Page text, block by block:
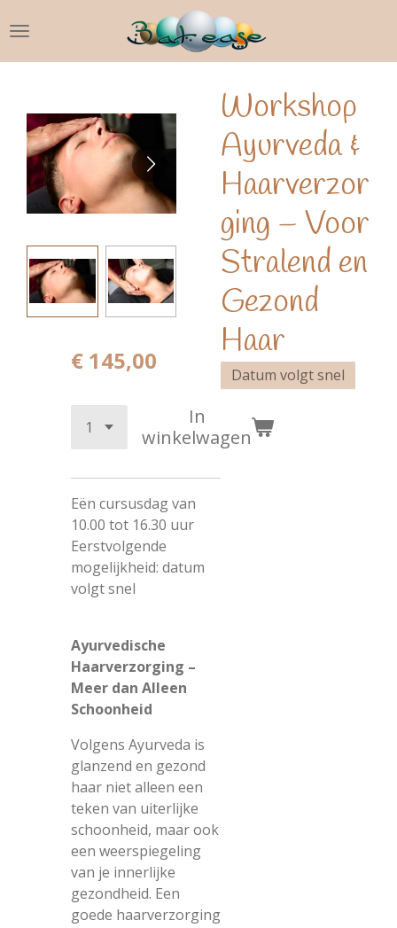
direct
naar
Workshop
Ayurveda &
Haarverzor
ging – Voor
Stralend en
Gezond
Haar
Datum volgt snel
€ 145,00
In
winkelwagen
Eën cursusdag van
10.00 tot 16.30 uur
Eerstvolgende
mogelijkheid: datum
volgt snel
Ayurvedische
Haarverzorging –
Meer dan Alleen
Schoonheid
Volgens Ayurveda is
glanzend en gezond
haar niet alleen een
teken van uiterlijke
schoonheid, maar ook
een weerspiegeling
van je innerlijke
gezondheid. Een
goede haarverzorging